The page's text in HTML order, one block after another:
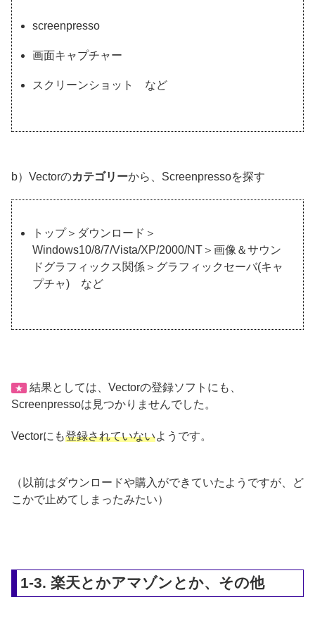
screenpresso
画面キャプチャー
スクリーンショット など
b）Vectorのカテゴリーから、Screenpressoを探す
トップ＞ダウンロード＞
Windows10/8/7/Vista/XP/2000/NT＞画像＆サウン
ドグラフィックス関係＞グラフィックセーバ(キャ
プチャ) など
★
結果としては、Vectorの登録ソフトにも、
Screenpressoは見つかりませんでした。
Vectorにも登録されていないようです。
（以前はダウンロードや購入ができていたようですが、ど
こかで止めてしまったみたい）
1-3. 楽天とかアマゾンとか、その他